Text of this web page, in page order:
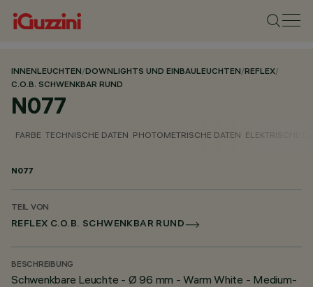
INNENLEUCHTEN/DOWNLIGHTS UND EINBAULEUCHTEN/REFLEX/
C.O.B. SCHWENKBAR RUND
N077
FARBE TECHNISCHE DATEN PHOTOMETRISCHE DATEN ELEKTRISCHE
N077
TEIL VON
REFLEX C.O.B. SCHWENKBAR RUND
BESCHREIBUNG
Schwenkbare Leuchte - Ø 96 mm - Warm White - Medium-